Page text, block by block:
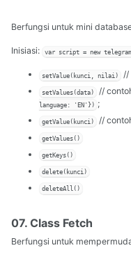
Berfungsi untuk mini
Inisiasi: var script = new
setValue(kunci, nilai) //
setValues(data) //
language: 'EN'}) ;
getValue(kunci) //
getValues()
getKeys()
delete(kunci)
deleteAll()
07. Class Fetch
Berfungsi untuk